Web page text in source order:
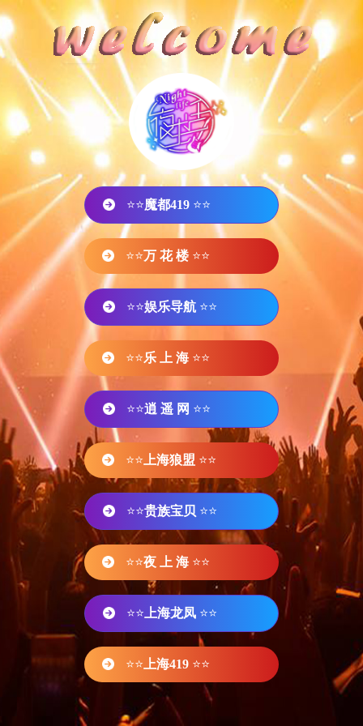
⭐⭐魔都419 ⭐⭐
⭐⭐万 花 楼 ⭐⭐
⭐⭐娱乐导航 ⭐⭐
⭐⭐乐 上 海 ⭐⭐
⭐⭐逍 遥 网 ⭐⭐
⭐⭐ 上海狼盟 ⭐⭐
⭐⭐贵族宝贝 ⭐⭐
⭐⭐夜 上 海 ⭐⭐
⭐⭐ 上海龙凤 ⭐⭐
⭐⭐ 上海419 ⭐⭐